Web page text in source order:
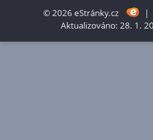
© 2026 eStránky.cz |
Aktualizováno: 28. 1.